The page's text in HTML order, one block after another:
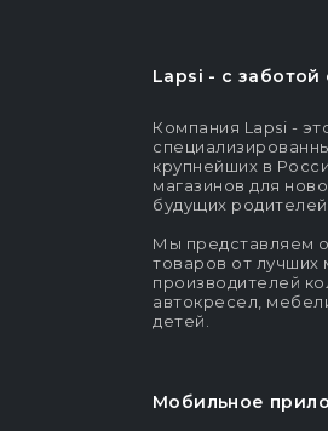
Lapsi - c
Компания Lapsi -
крупнейших в
магазинов для
будущих родителей.
Мы представляем
товаров от лучших
производителей
автокресел,
детей.
Мобильное